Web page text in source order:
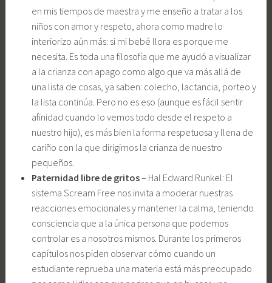
en mis tiempos de maestra y me enseño a tratar a los
niños con amor y respeto, ahora como madre lo
interiorizo aún más: si mi bebé llora es porque me
necesita. Es toda una filosofía que me ayudó a visualizar
a la crianza con apago como algo que va más allá de
una lista de cosas, ya saben: colecho, lactancia, porteo y
la lista continúa. Pero no es eso (aunque es fácil sentir
afinidad cuando lo vemos todo desde el respeto a
nuestro hijo), es más bien la forma respetuosa y llena de
cariño con la que dirigimos la crianza de nuestro
pequeños.
Paternidad libre de gritos– Hal Edward Runkel: El
sistema Scream Free nos invita a moderar nuestras
reacciones emocionales y mantener la calma, teniendo
consciencia que a la única persona que podemos
controlar es a nosotros mismos. Durante los primeros
capítulos nos piden observar cómo cuando un
estudiante reprueba una materia está más preocupado